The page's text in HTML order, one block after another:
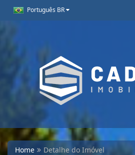
Português BR
Home Detalhe do Imóvel